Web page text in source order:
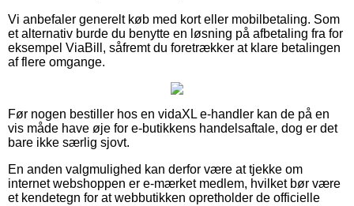
Vi anbefaler generelt køb med kort eller mobilbetaling. Som
et alternativ burde du benytte en løsning på afbetaling fra for
eksempel ViaBill, såfremt du foretrækker at klare betalingen
af flere omgange.
Før nogen bestiller hos en vidaXL e-handler kan de på en
vis måde have øje for e-butikkens handelsaftale, dog er det
bare ikke særlig sjovt.
En anden valgmulighed kan derfor være at tjekke om
internet webshoppen er e-mærket medlem, hvilket bør være
et kendetegn for at webbutikken opretholder de officielle